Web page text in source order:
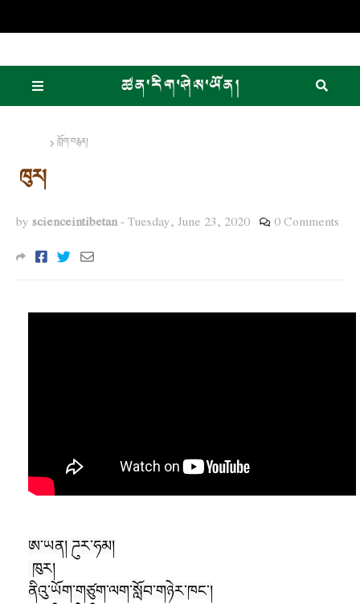
གློག་བརྙན།
ཁུར།
by scienceintibetan-Tuesday, June 23, 2020 0 Comments
ཨ་ཡན། ཌུར་ཧམ།
ཁུར།
ནིའུ་ཡོག་གཙུག་ལག་སློབ་གཉེར་ཁང་།